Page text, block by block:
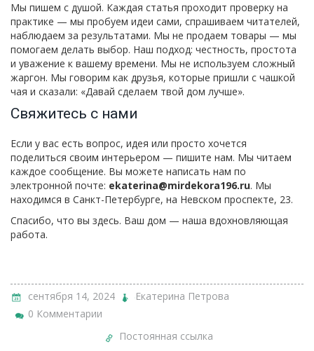
Мы пишем с душой. Каждая статья проходит проверку на
практике — мы пробуем идеи сами, спрашиваем читателей,
наблюдаем за результатами. Мы не продаем товары — мы
помогаем делать выбор. Наш подход: честность, простота
и уважение к вашему времени. Мы не используем сложный
жаргон. Мы говорим как друзья, которые пришли с чашкой
чая и сказали: «Давай сделаем твой дом лучше».
Свяжитесь с нами
Если у вас есть вопрос, идея или просто хочется
поделиться своим интерьером — пишите нам. Мы читаем
каждое сообщение. Вы можете написать нам по
электронной почте: ekaterina@mirdekora196.ru. Мы
находимся в Санкт-Петербурге, на Невском проспекте, 23.
Спасибо, что вы здесь. Ваш дом — наша вдохновляющая
работа.
сентября 14, 2024
Екатерина Петрова
0 Комментарии
Постоянная ссылка